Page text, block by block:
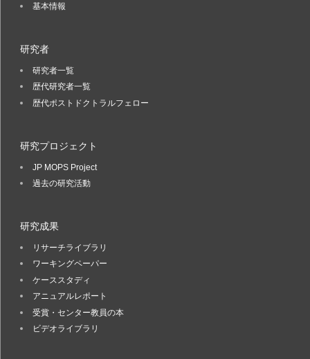
基本情報
研究者
研究者一覧
歴代研究者一覧
歴代ポストドクトラルフェロー
研究プロジェクト
JP MOPS Project
過去の研究活動
研究成果
リサーチライブラリ
ワーキングペーパー
ケーススタディ
アニュアルレポート
受賞・センター教員の本
ビデオライブラリ